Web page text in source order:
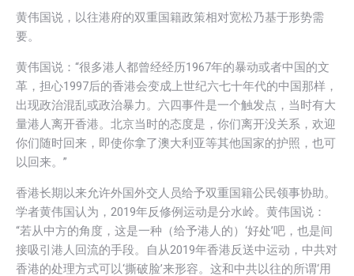
黄伟国说，以往港府的双重国籍政策相对宽松乃基于形势需
要。
黄伟国说：“很多港人都曾经经历1967年的暴动或者中国的文
革，担心1997后的香港会变成上世纪六七十年代的中国那样，
出现政治混乱或政治暴力。六四事件是一个触发点，当时有大
量港人离开香港。北京当时的态度是，你们离开没关系，欢迎
你们随时回来，即使你拿了澳大利亚等其他国家的护照，也可
以回来。”
香港长期以来允许外国外交人员给予双重国籍公民领事协助。
学者黄伟国认为，2019年反修例运动是分水岭。黄伟国说：
“若从中方的角度，这是一种（给予港人的）‘好处’吧，也是间
接吸引港人回流的手段。自从2019年香港反送中运动，中共对
香港的处理方式可以‘撕破脸’来形容。这和中共以往的所谓‘用